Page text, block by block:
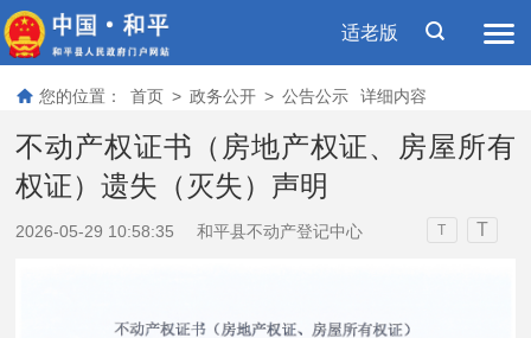
适老版
您的位置： 首页 > 政务公开 > 公告公示 详细内容
不动产权证书（房地产权证、房屋所有
权证）遗失（灭失）声明
2026-05-29 10:58:35 和平县不动产登记中心 T T